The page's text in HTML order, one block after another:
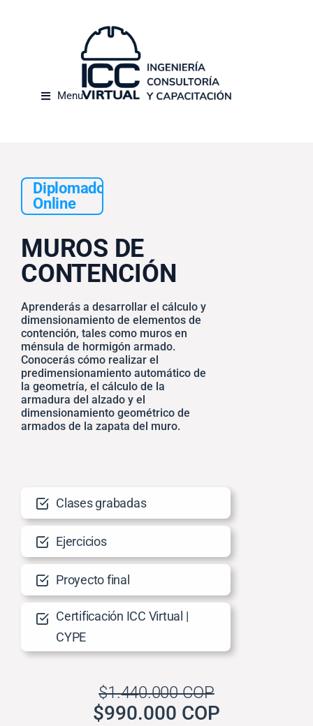
Menu
Diplomado
Online
MUROS DE
CONTENCIÓN
Aprenderás a desarrollar el cálculo y
dimensionamiento de elementos de
contención, tales como muros en
ménsula de hormigón armado.
Conocerás cómo realizar el
predimensionamiento automático de
la geometría, el cálculo de la
armadura del alzado y el
dimensionamiento geométrico de
armados de la zapata del muro.
Clases grabadas
Ejercicios
Proyecto final
Certificación ICC Virtual |
CYPE
$1.440.000 COP
$990.000 COP